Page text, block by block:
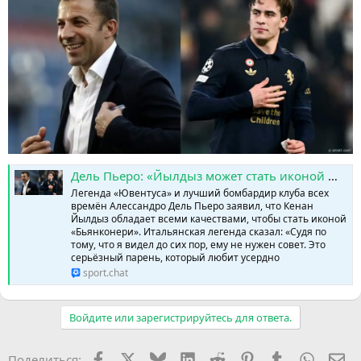
Дель Пьеро: «Йылдыз может стать иконой Ювентуса» » SPORTCHAT - Новости спорта | Футбол | Онлайн трансляции | Чат | Результаты матчей | Спорт | Прогнозы на спорт
Легенда «Ювентуса» и лучший бомбардир клуба всех
времён Алессандро Дель Пьеро заявил, что Кенан
Йылдыз обладает всеми качествами, чтобы стать иконой
«Бьянконери». Итальянская легенда сказал: «Судя по
тому, что я видел до сих пор, ему не нужен совет. Это
серьёзный парень, который любит усердно
sport.chat
Войдите или зарегистрируйтесь для ответа.
FacebookX (Twitter)
BlueskyLinkedIn
Reddit PinterestTumblr